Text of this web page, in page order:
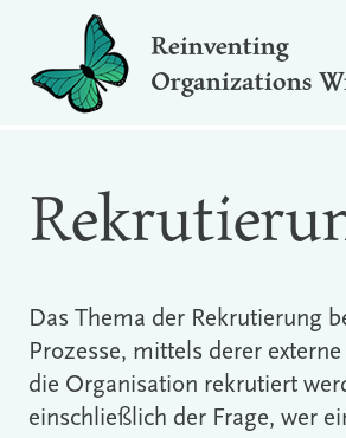
Reinventing
Organizations
Das Thema der Rekrutierung
Prozesse, mittels derer
die Organisation rekrutiert
einschließlich der Frage, wer